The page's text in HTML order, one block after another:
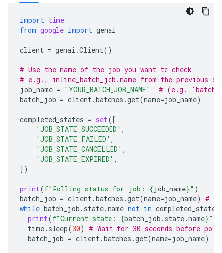
import time
from google import genai
client = genai .Client()
# Use the name of the job you want to check
# e.g., inline_batch_job.name from the previous
job_name = "YOUR_BATCH_JOB_NAME"
# (e.g.
batch_job = client.batches .get(name=job_name)
completed_states = set([
'JOB_STATE_SUCCEEDED' ,
'JOB_STATE_FAILED' ,
'JOB_STATE_CANCELLED' ,
'JOB_STATE_EXPIRED' ,
])
print(f"Polling status for job: {job_name}" )
batch_job = client.batches .get(name=job_name) #
while batch_job . state.name not in completed_states
print(f"Current state: {batch_job . state.name}"
time. sleep(30) # Wait for 30 seconds before
batch_job = client.batches .get(name=job_name)